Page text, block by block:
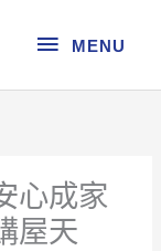
MENU
MENU
心成家
屋天